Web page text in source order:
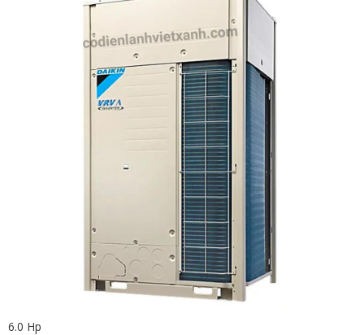
6.0 Hp